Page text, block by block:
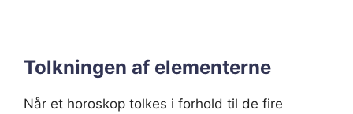
Tolkningen af elementerne
Når et horoskop tolkes i forhold til de fire